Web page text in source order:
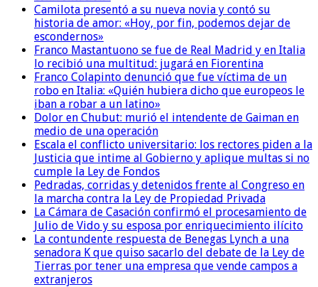
Camilota presentó a su nueva novia y contó su
historia de amor: «Hoy, por fin, podemos dejar de
escondernos»
Franco Mastantuono se fue de Real Madrid y en Italia
lo recibió una multitud: jugará en Fiorentina
Franco Colapinto denunció que fue víctima de un
robo en Italia: «Quién hubiera dicho que europeos le
iban a robar a un latino»
Dolor en Chubut: murió el intendente de Gaiman en
medio de una operación
Escala el conflicto universitario: los rectores piden a la
Justicia que intime al Gobierno y aplique multas si no
cumple la Ley de Fondos
Pedradas, corridas y detenidos frente al Congreso en
la marcha contra la Ley de Propiedad Privada
La Cámara de Casación confirmó el procesamiento de
Julio de Vido y su esposa por enriquecimiento ilícito
La contundente respuesta de Benegas Lynch a una
senadora K que quiso sacarlo del debate de la Ley de
Tierras por tener una empresa que vende campos a
extranjeros